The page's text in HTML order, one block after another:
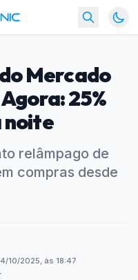
Mercado
25%
noite
relâmpago de
compras desde
10/2025, às 18:47
·